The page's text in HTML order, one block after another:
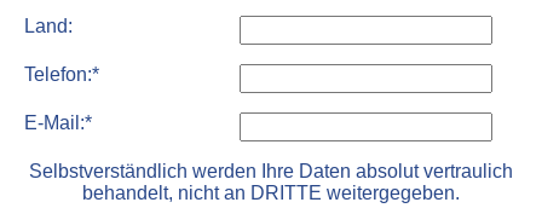
Land:
Telefon:*
E-Mail:*
Selbstverständlich werden Ihre Daten absolut vertraulich
behandelt, nicht an DRITTE weitergegeben.